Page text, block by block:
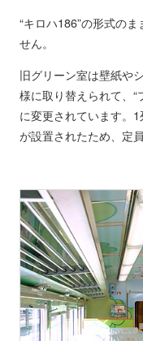
“キロハ186”の形式の
せん。
旧グリーン室は壁紙や
様に取り替えられて、
に変更されています。
が設置されたため、定